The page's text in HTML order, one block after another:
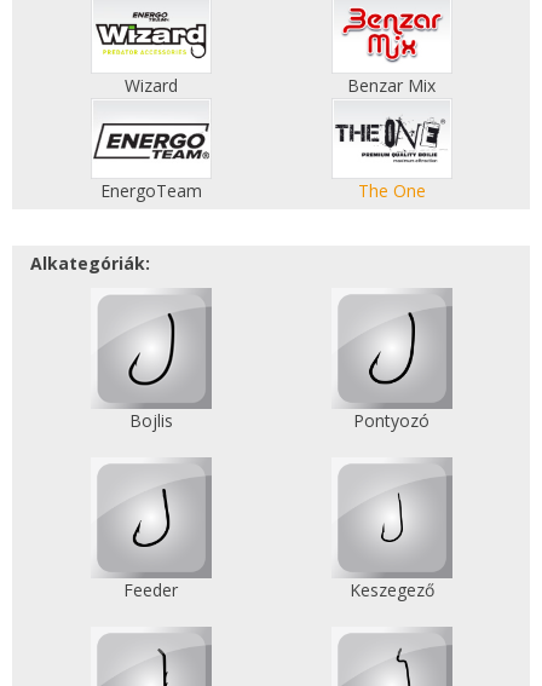
Wizard Benzar Mix
EnergoTeam The One
Alkategóriák:
Bojlis Pontyozó
Feeder Keszegező